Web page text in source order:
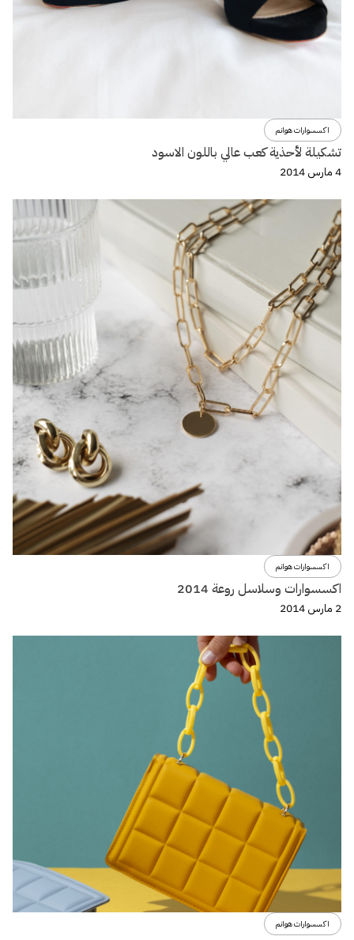
اكسسوارات هوانم
تشكيلة لأحذية كعب عالي باللون الاسود
4 مارس 2014
اكسسوارات هوانم
اكسسوارات وسلاسل روعة 2014
2 مارس 2014
اكسسوارات هوانم